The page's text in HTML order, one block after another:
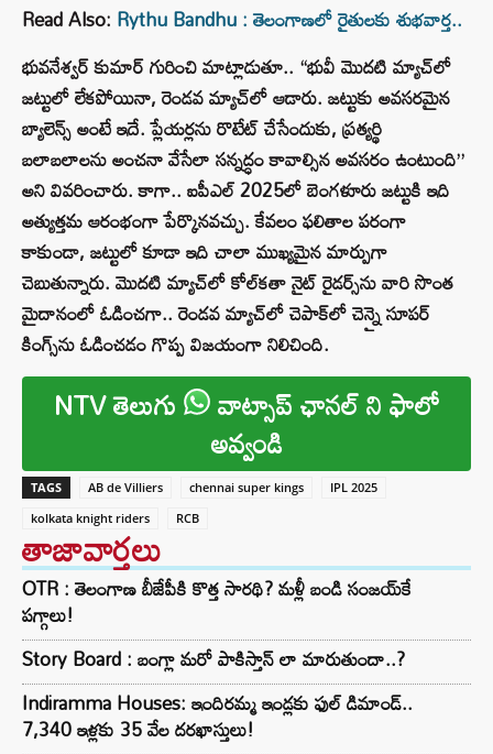
Read Also: Rythu Bandhu : తెలంగాణలో రైతులకు శుభవార్త..
భువనేశ్వర్ కుమార్ గురించి మాట్లాడుతూ.. “భువీ మొదటి మ్యాచ్‌లో
జట్టులో లేకపోయినా, రెండవ మ్యాచ్‌లో ఆడారు. జట్టుకు అవసరమైన
బ్యాలెన్స్ అంటే ఇదే. ప్లేయర్లను రొటేట్ చేసేందుకు, ప్రత్యర్థి
బలాబలాలను అంచనా వేసేలా సన్నద్ధం కావాల్సిన అవసరం ఉంటుంది”
అని వివరించారు. కాగా.. ఐపీఎల్ 2025లో బెంగళూరు జట్టుకి ఇది
అత్యుత్తమ ఆరంభంగా పేర్కొనవచ్చు. కేవలం ఫలితాల పరంగా
కాకుండా, జట్టులో కూడా ఇది చాలా ముఖ్యమైన మార్పుగా
చెబుతున్నారు. మొదటి మ్యాచ్‌లో కోల్‌కతా నైట్ రైడర్స్‌ను వారి సొంత
మైదానంలో ఓడించగా.. రెండవ మ్యాచ్‌లో చెపాక్‌లో చెన్నై సూపర్
కింగ్స్‌ను ఓడించడం గొప్ప విజయంగా నిలిచింది.
NTV తెలుగు వాట్సాప్ ఛానల్ ని ఫాలో
అవ్వండి
TAGS AB de Villiers chennai super kings
IPL 2025
kolkata knight riders
RCB
తాజావార్తలు
OTR : తెలంగాణ బీజేపీకి కొత్త సారథి? మళ్లీ బండి సంజయ్‌కే
పగ్గాలు!
Story Board : బంగ్లా మరో పాకిస్తాన్ లా మారుతుందా..?
Indiramma Houses: ఇందిరమ్మ ఇండ్లకు ఫుల్ డిమాండ్..
7,340 ఇళ్లకు 35 వేల దరఖాస్తులు!